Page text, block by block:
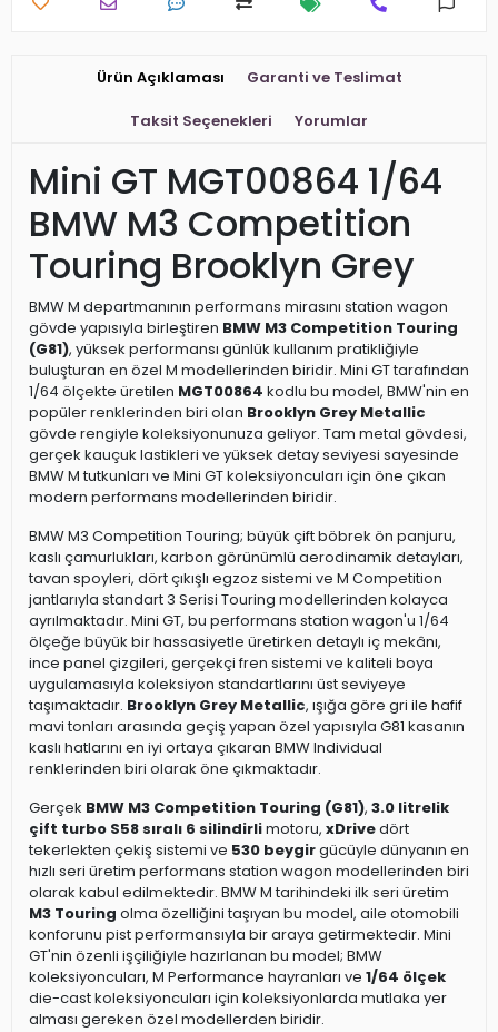
Ürün Açıklaması Garanti ve Teslimat
Taksit Seçenekleri Yorumlar
Mini GT MGT00864 1/64
BMW M3 Competition
Touring Brooklyn Grey
BMW M departmanının performans mirasını station wagon
gövde yapısıyla birleştiren BMW M3 Competition Touring
(G81), yüksek performansı günlük kullanım pratikliğiyle
buluşturan en özel M modellerinden biridir. Mini GT tarafından
1/64 ölçekte üretilen MGT00864 kodlu bu model, BMW'nin en
popüler renklerinden biri olan Brooklyn Grey Metallic
gövde rengiyle koleksiyonunuza geliyor. Tam metal gövdesi,
gerçek kauçuk lastikleri ve yüksek detay seviyesi sayesinde
BMW M tutkunları ve Mini GT koleksiyoncuları için öne çıkan
modern performans modellerinden biridir.
BMW M3 Competition Touring; büyük çift böbrek ön panjuru,
kaslı çamurlukları, karbon görünümlü aerodinamik detayları,
tavan spoyleri, dört çıkışlı egzoz sistemi ve M Competition
jantlarıyla standart 3 Serisi Touring modellerinden kolayca
ayrılmaktadır. Mini GT, bu performans station wagon'u 1/64
ölçeğe büyük bir hassasiyetle üretirken detaylı iç mekânı,
ince panel çizgileri, gerçekçi fren sistemi ve kaliteli boya
uygulamasıyla koleksiyon standartlarını üst seviyeye
taşımaktadır. Brooklyn Grey Metallic, ışığa göre gri ile hafif
mavi tonları arasında geçiş yapan özel yapısıyla G81 kasanın
kaslı hatlarını en iyi ortaya çıkaran BMW Individual
renklerinden biri olarak öne çıkmaktadır.
Gerçek BMW M3 Competition Touring (G81), 3.0 litrelik
çift turbo S58 sıralı 6 silindirlimotoru, xDrivedört
tekerlekten çekiş sistemi ve 530 beygirgücüyle dünyanın en
hızlı seri üretim performans station wagon modellerinden biri
olarak kabul edilmektedir. BMW M tarihindeki ilk seri üretim
M3 Touring olma özelliğini taşıyan bu model, aile otomobili
konforunu pist performansıyla bir araya getirmektedir. Mini
GT'nin özenli işçiliğiyle hazırlanan bu model; BMW
koleksiyoncuları, M Performance hayranları ve 1/64 ölçek
die-cast koleksiyoncuları için koleksiyonlarda mutlaka yer
alması gereken özel modellerden biridir.